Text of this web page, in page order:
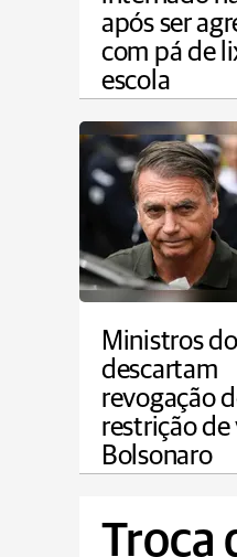
após ser
com pá de
escola
Ministros
descartam
revogação
restrição de
Bolsonaro
Troca